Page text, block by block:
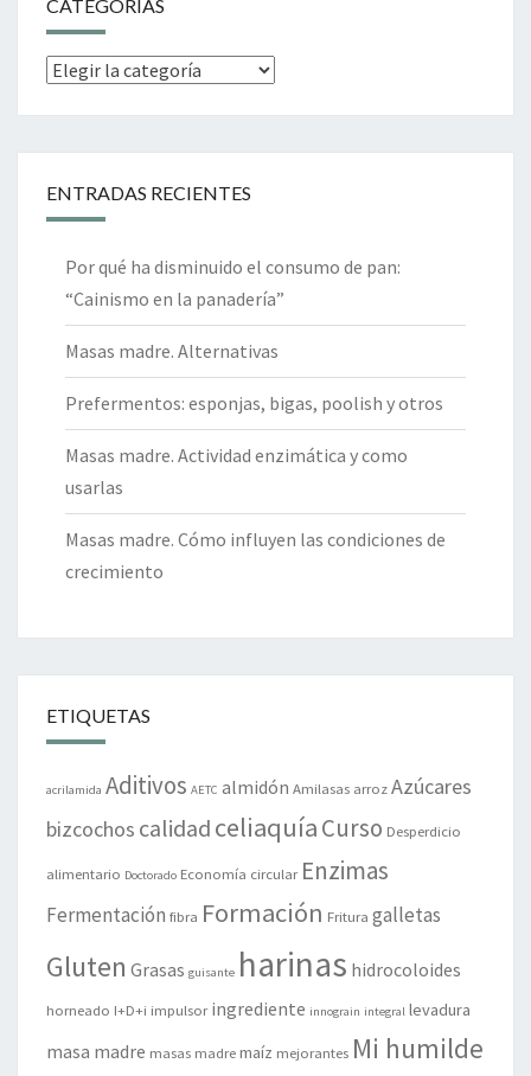
CATEGORÍAS
Categorías
ENTRADAS RECIENTES
Por qué ha disminuido el consumo de pan:
“Cainismo en la panadería”
Masas madre. Alternativas
Prefermentos: esponjas, bigas, poolish y otros
Masas madre. Actividad enzimática y como
usarlas
Masas madre. Cómo influyen las condiciones de
crecimiento
ETIQUETAS
acrilamida Aditivos AETC almidón Amilasas arrozAzúcares
bizcochos calidad celiaquíaCurso Desperdicio
alimentario Doctorado Economía circular Enzimas
Fermentación fibra Formación Fritura galletas
Gluten Grasas guisante harinas hidrocoloides
horneado I+D+i impulsor ingrediente innograin integral levadura
masa madre masas madremaíz mejorantes Mi humilde